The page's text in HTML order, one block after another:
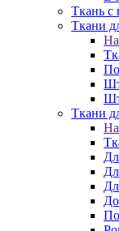
Ткань с
Ткани
Ткани